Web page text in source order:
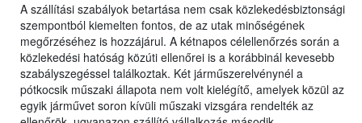
A szállítási szabályok betartása nem csak közlekedésbiztonsági
szempontból kiemelten fontos, de az utak minőségének
megőrzéséhez is hozzájárul. A kétnapos célellenőrzés során a
közlekedési hatóság közúti ellenőrei is a korábbinál kevesebb
szabályszegéssel találkoztak. Két járműszerelvénynél a
pótkocsik műszaki állapota nem volt kielégítő, amelyek közül az
egyik járművet soron kívüli műszaki vizsgára rendelték az